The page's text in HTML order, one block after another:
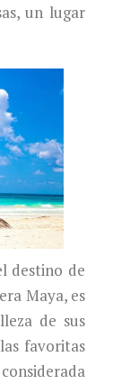
un lugar
destino de
Maya, es
de sus
favoritas